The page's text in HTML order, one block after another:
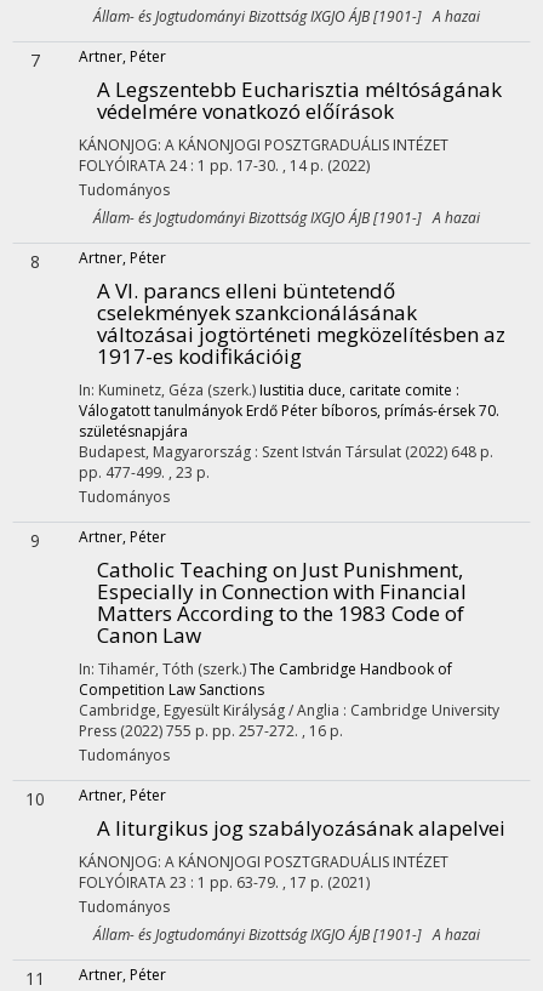
Állam- és Jogtudományi Bizottság IXGJO ÁJB [1901-] A hazai
7 Artner, Péter
A Legszentebb Eucharisztia méltóságának
védelmére vonatkozó előírások
KÁNONJOG: A KÁNONJOGI POSZTGRADUÁLIS INTÉZET
FOLYÓIRATA24: 1 pp. 17-30. , 14 p. (2022)
Tudományos
Állam- és Jogtudományi Bizottság IXGJO ÁJB [1901-] A hazai
8 Artner, Péter
A VI. parancs elleni büntetendő
cselekmények szankcionálásának
változásai jogtörténeti megközelítésben az
1917-es kodifikációig
In: Kuminetz, Géza (szerk.) Iustitia duce, caritate comite :
Válogatott tanulmányok Erdő Péter bíboros, prímás-érsek 70.
születésnapjára
Budapest, Magyarország : Szent István Társulat (2022) 648 p.
pp. 477-499. , 23 p.
Tudományos
9 Artner, Péter
Catholic Teaching on Just Punishment,
Especially in Connection with Financial
Matters According to the 1983 Code of
Canon Law
In: Tihamér, Tóth (szerk.)The Cambridge Handbook of
Competition Law Sanctions
Cambridge, Egyesült Királyság / Anglia : Cambridge University
Press (2022)755 p. pp. 257-272. , 16 p.
Tudományos
10 Artner, Péter
A liturgikus jog szabályozásának alapelvei
KÁNONJOG: A KÁNONJOGI POSZTGRADUÁLIS INTÉZET
FOLYÓIRATA23 : 1 pp. 63-79. , 17 p. (2021)
Tudományos
Állam- és Jogtudományi Bizottság IXGJO ÁJB [1901-] A hazai
11 Artner, Péter